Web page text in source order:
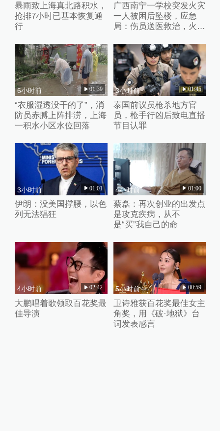
暴雨致上海真北路积水，
抢排7小时已基本恢复通
行
广西南宁一学校突发火灾
一人被困后坠楼，应急
局：伤员送医救治，火灾
6小时前 01:39
“衣服湿透没干的了”，消
防员赤膊上阵排涝，上海
一积水小区水位回落
3小时前 01:45
泰国前议员枪杀地方官
员，枪手行凶后致电直播
节目认罪
3小时前 01:01
伊朗：没美国撑腰，以色
列无法猖狂
4小时前 01:00
蔡磊：再次创业的出发点
是攻克疾病，从不
是“买”我自己的命
4小时前 02:42
大鹏唱着歌领取百花奖最
佳导演
5小时前 00:59
卫诗雅获百花奖最佳女主
角奖，用《破·地狱》台
词发表感言